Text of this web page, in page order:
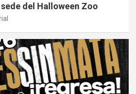
del Halloween Zoo